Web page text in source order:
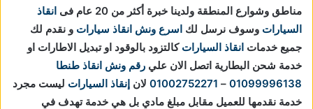
مناطق وشوارع المنطقة ولدينا خبرة أكثر من 20 عام فى
انقاذ
السيارات وسوف نرسل لك اسرع ونش انقاذ سيارات و نقدم لك
جميع خدمات انقاذ السيارات كالتزود بالوقود او تبديل الاطارات او
خدمة شحن البطارية اتصل الان علي رقم ونش انقاذ طنطا
01099996138
–
01002752271 لان إنقاذ السيارات ليست مجرد
خدمة نقدمها للعميل مقابل مبلغ مادي بل هي خدمة تهدف في